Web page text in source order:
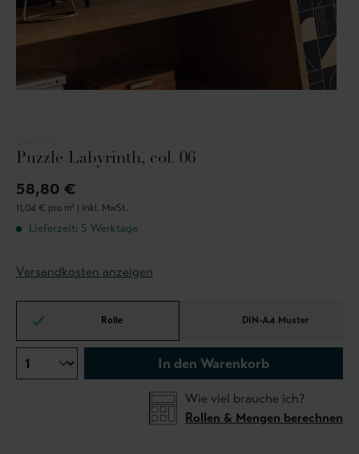
Puzzle Labyrinth, col. 06
58,80 €
11,04 € pro m² | inkl. MwSt.
Lieferzeit: 5 Werktage
Versandkosten anzeigen
Rolle DIN-A4 Muster
In den Warenkorb
Wie viel brauche ich?
Rollen & Mengen berechnen